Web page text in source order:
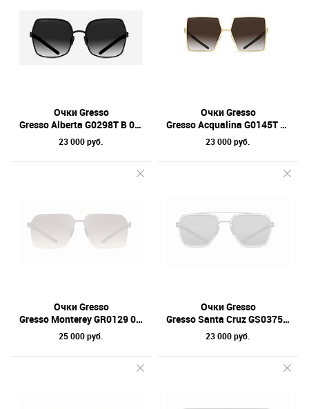
Очки Gresso
Gresso Alberta G0298T B 02S 60
23 000 руб.
Очки Gresso
Gresso Acqualina G0145T G 04 56
23 000 руб.
Очки Gresso
Gresso Monterey GR0129 02 60
25 000 руб.
Очки Gresso
Gresso Santa Cruz GS0375 01 55
23 000 руб.